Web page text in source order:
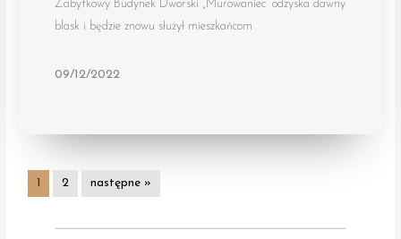
Zabytkowy Budynek Dworski „Murowaniec” odzyska dawny
blask i będzie znowu służył mieszkańcom
09/12/2022
2 następne »